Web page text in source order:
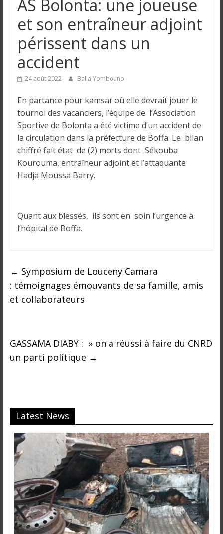
n
g
u
e
é
n
é
e
s
G
AS Bolonta: une joueuse
et son entraîneur adjoint
périssent dans un
accident
24 août 2022 Balla Yombouno
En partance pour kamsar où elle devrait jouer le
tournoi des vacanciers, l’équipe de l’Association
Sportive de Bolonta a été victime d’un accident de
la circulation dans la préfecture de Boffa. Le bilan
chiffré fait état de (2) morts dont Sékouba
Kourouma, entraîneur adjoint et l’attaquante
Hadja Moussa Barry.
Quant aux blessés, ils sont en soin l’urgence à
l’hôpital de Boffa.
← Symposium de Louceny Camara
: témoignages émouvants de sa famille, amis
et collaborateurs
GASSAMA DIABY : » on a réussi à faire du CNRD
un parti politique →
Latest News